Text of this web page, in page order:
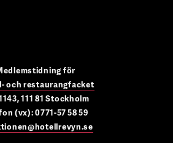
för
och restaurangfacket
111 81 Stockholm
(vx): 0771-57 58 59